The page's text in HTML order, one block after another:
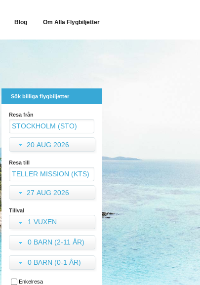
Blog Om Alla Flygbiljetter
Sök billiga flygbiljetter
Resa från
20 AUG 2026
Resa till
27 AUG 2026
Tillval
1 VUXEN
0 BARN (2-11 ÅR)
0 BARN (0-1 ÅR)
Enkelresa